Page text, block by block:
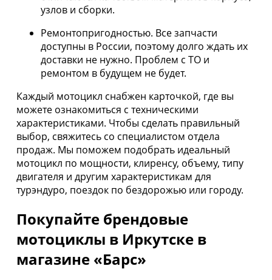
узлов и сборки.
Ремонтопригодностью. Все запчасти
доступны в России, поэтому долго ждать их
доставки не нужно. Проблем с ТО и
ремонтом в будущем не будет.
Каждый мотоцикл снабжен карточкой, где вы
можете ознакомиться с техническими
характеристиками. Чтобы сделать правильный
выбор, свяжитесь со специалистом отдела
продаж. Мы поможем подобрать идеальный
мотоцикл по мощности, клиренсу, объему, типу
двигателя и другим характеристикам для
турэндуро, поездок по бездорожью или городу.
Покупайте брендовые
мотоциклы в Иркутске в
магазине «Барс»